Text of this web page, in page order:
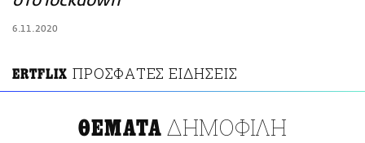
6.11.2020
ΕRTFLIX ΠΡΟΣΦΑΤΕΣ ΕΙΔΗΣΕΙΣ
ΘΕΜΑΤΑ ΔΗΜΟΦΙΛΗ